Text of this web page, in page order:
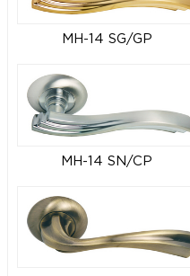
MH-14 SG/GP
MH-14 SN/CP